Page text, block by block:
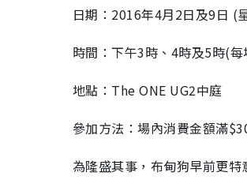
日期：2016年4月2日及9日 (
時間：下午3時、4時及5時(
地點：The ONE UG2中庭
參加方法：場內消費金額滿
為隆盛其事，布甸狗早前更